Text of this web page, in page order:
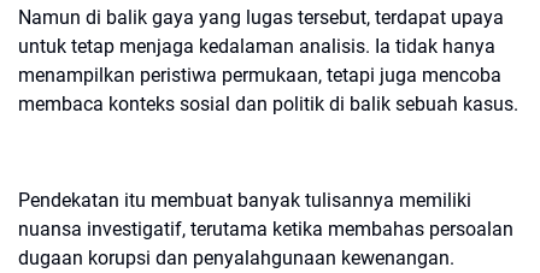
Namun di balik gaya yang lugas tersebut, terdapat upaya
untuk tetap menjaga kedalaman analisis. Ia tidak hanya
menampilkan peristiwa permukaan, tetapi juga mencoba
membaca konteks sosial dan politik di balik sebuah kasus.
Pendekatan itu membuat banyak tulisannya memiliki
nuansa investigatif, terutama ketika membahas persoalan
dugaan korupsi dan penyalahgunaan kewenangan.